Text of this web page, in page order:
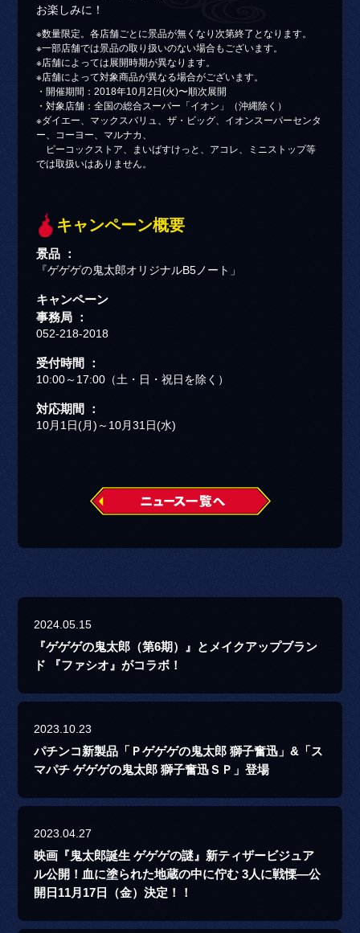
お楽しみに！
※数量限定。各店舗ごとに景品が無くなり次第終了となります。
※一部店舗では景品の取り扱いのない場合もございます。
※店舗によっては展開時期が異なります。
※店舗によって対象商品が異なる場合がございます。
・開催期間：2018年10月2日(火)〜順次展開
・対象店舗：全国の総合スーパー「イオン」（沖縄除く）
※ダイエー、マックスバリュ、ザ・ビッグ、イオンスーパーセンタ
ー、コーヨー、マルナカ、
ピーコックストア、まいばすけっと、アコレ、ミニストップ等
では取扱いはありません。
キャンペーン概要
景品 ：
『ゲゲゲの鬼太郎オリジナルB5ノート」
キャンペーン
事務局 ：
052-218-2018
受付時間 ：
10:00～17:00（土・日・祝日を除く）
対応期間 ：
10月1日(月)～10月31日(水)
2024.05.15
『ゲゲゲの鬼太郎（第6期）』とメイクアップブラン
ド 『ファシオ』がコラボ！
2023.10.23
パチンコ新製品「Ｐゲゲゲの鬼太郎 獅子奮迅」&「ス
マパチ ゲゲゲの鬼太郎 獅子奮迅ＳＰ」登場
2023.04.27
映画『鬼太郎誕生 ゲゲゲの謎』新ティザービジュア
ル公開！血に塗られた地蔵の中に佇む 3人に戦慄―公
開日11月17日（金）決定！！